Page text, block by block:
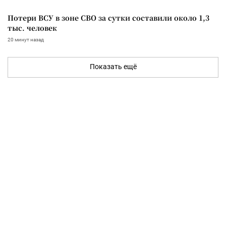
Потери ВСУ в зоне СВО за сутки составили около 1,3
тыс. человек
20 минут назад
Показать ещё